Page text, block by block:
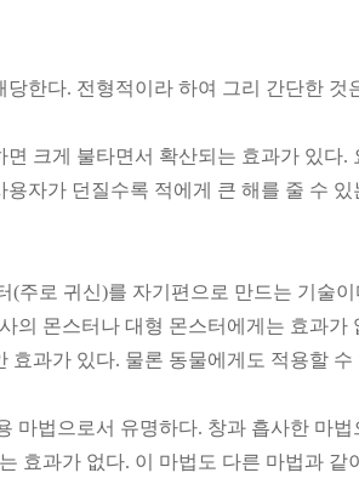
한다. 전형적이라 하여 그리 간단한 것
크게 불타면서 확산되는 효과가 있다.
자가 던질수록 적에게 큰 해를 줄 수 있
(주로 귀신)를 자기편으로 만드는 기술
의 몬스터나 대형 몬스터에게는 효과가
효과가 있다. 물론 동물에게도 적용할 수
마법으로서 유명하다. 창과 흡사한 마
효과가 없다. 이 마법도 다른 마법과 같